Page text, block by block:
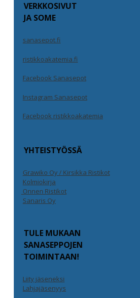
VERKKOSIVUT
JA SOME
sanasepot.fi
ristikkoakatemia.fi
Facebook Sanasepot
Instagram Sanasepot
Facebook ristikkoakatemia
YHTEISTYÖSSÄ
Grawiko Oy / Kirsikka Ristikot
Kolmiokirja
Onnen Ristikot
Sanaris Oy
TULE MUKAAN
SANASEPPOJEN
TOIMINTAAN!
Liity jäseneksi
Lahjajäsenyys